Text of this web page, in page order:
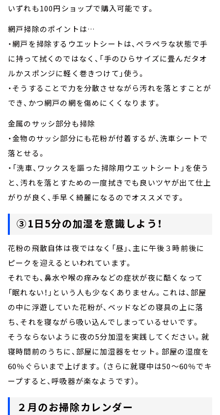
いずれも100円ショップで購入可能です。
網戸掃除のポイントは…
・網戸を掃除するウエットシートは、ペラペラな状態で手
に持って拭くのではなく、「手のひらサイズに畳んだタオ
ルかスポンジに軽く巻きつけて」使う。
・そうすることで力を分散させながら汚れを落とすことが
でき、かつ網戸の網を傷めにくくなります。
金属のサッシ部分も掃除
・金物のサッシ部分にも花粉が付着するが、洗車シートで
落とせる。
・「洗車、ワックスを謳った掃除用ウエットシート」を使う
と、汚れを落とすための一度拭きでも良いツヤが出て仕上
がりが良く、手早く綺麗になるのでオススメです。
③1日5分の加湿を意識しよう！
花粉の飛散自体は夜ではなく「昼」、主に午後３時前後に
ピークを迎えるといわれています。
それでも、鼻水や喉の痒みなどの症状が夜に酷くなって
「眠れない！」という人も少なくありません。これは、部屋
の中に浮遊していた花粉が、ベッドなどの寝具の上に落
ち、それを寝ながら吸い込んでしまっているせいです。
そうならないように夜の5分加湿を実践してください。就
寝時間前のうちに、部屋に加湿器をセット。部屋の湿度を
60％ぐらいまで上げます。（さらに就寝中は50～60％でキ
ープすると、呼吸器が楽なようです）。
２月のお掃除カレンダー